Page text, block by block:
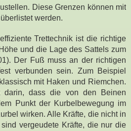
Diese Grenzen können mit
werden.
Trettechnik ist die richtige
und die Lage des Sattels zum
Der Fuß muss an der richtigen
verbunden sein. Zum Beispiel
mit Haken und Riemchen.
darin, dass die von den Beinen
Punkt der Kurbelbewegung im
wirken. Alle Kräfte, die nicht in
vergeudete Kräfte, die nur die